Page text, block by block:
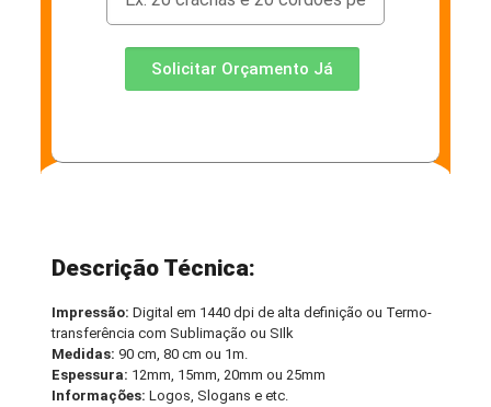
Solicitar Orçamento Já
Descrição Técnica:
Impressão: Digital em 1440 dpi de alta definição ou Termo-
transferência com Sublimação ou SIlk
Medidas: 90 cm, 80 cm ou 1m.
Espessura: 12mm, 15mm, 20mm ou 25mm
Informações:Logos, Slogans e etc.